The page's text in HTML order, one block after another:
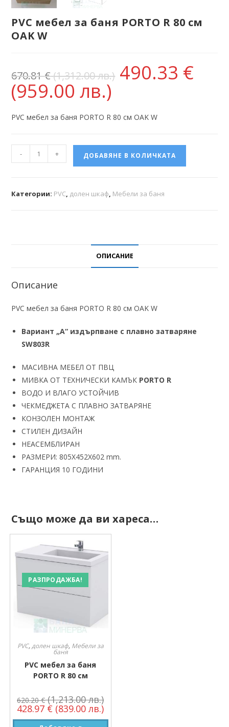
PVC мебел за баня PORTO R 80 см
OAK W
670.81€(1,312.00 лв.) 490.33 €
(959.00 лв.)
PVC мебел за баня PORTO R 80 см OAK W
- + ДОБАВЯНЕ В КОЛИЧКАТА
Категории: PVC, долен шкаф, Мебели за баня
ОПИСАНИЕ
Описание
PVC мебел за баня PORTO R 80 см OAK W
Вариант „А“ издърпване с плавно затваряне
SW803R
МАСИВНА МЕБЕЛ ОТ ПВЦ
МИВКА ОТ ТЕХНИЧЕСКИ КАМЪК PORTO R
ВОДО И ВЛАГО УСТОЙЧИВ
ЧЕКМЕДЖЕТА С ПЛАВНО ЗАТВАРЯНЕ
КОНЗОЛЕН МОНТАЖ
СТИЛЕН ДИЗАЙН
НЕАСЕМБЛИРАН
РАЗМЕРИ: 805Х452Х602 mm.
ГАРАНЦИЯ 10 ГОДИНИ
Също може да ви хареса…
РАЗПРОДАЖБА!
PVC,долен шкаф, Мебели за
баня
PVC мебел за баня
PORTO R 80 см
620.20€ (1,213.00 лв.)
428.97 € (839.00 лв.)